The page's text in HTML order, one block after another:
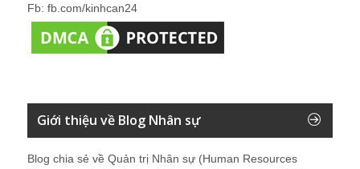
Fb: fb.com/kinhcan24
Giới thiệu về Blog Nhân sự
Blog chia sẻ về Quản trị Nhân sự (Human Resources